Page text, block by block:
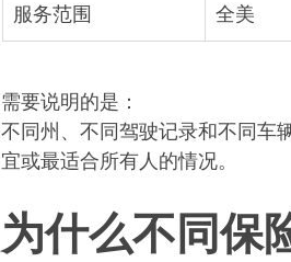
服务范围 全美
需要说明的是：
不同州、不同驾驶记录和不同车
宜或最适合所有人的情况。
为什么不同保